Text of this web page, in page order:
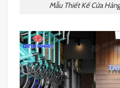
Mẫu Thiết Kế Cửa